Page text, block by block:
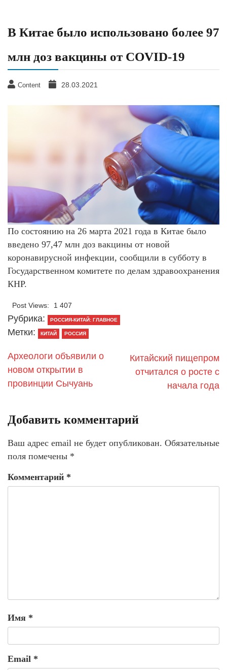
В Китае было использовано более 97
млн доз вакцины от COVID-19
Content 28.03.2021
По состоянию на 26 марта 2021 года в Китае было
введено 97,47 млн доз вакцины от новой
коронавирусной инфекции, сообщили в субботу в
Государственном комитете по делам здравоохранения
КНР.
Post Views: 1 407
Рубрика: РОССИЯ-КИТАЙ: ГЛАВНОЕ
Метки: КИТАЙ РОССИЯ
Археологи объявили о
новом открытии в
провинции Сычуань
Китайский пищепром
отчитался о росте с
начала года
Добавить комментарий
Ваш адрес email не будет опубликован. Обязательные
поля помечены *
Комментарий *
Имя *
Email *